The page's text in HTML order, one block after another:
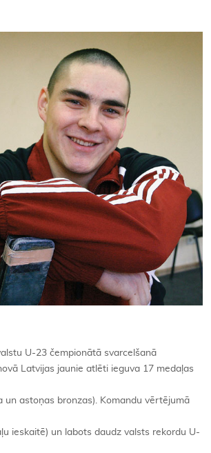
U-23 čempionātā svarcelšanā
Latvijas jaunie atlēti ieguva 17 medaļas
un astoņas bronzas). Komandu vērtējumā
ieskaitē) un labots daudz valsts rekordu U-